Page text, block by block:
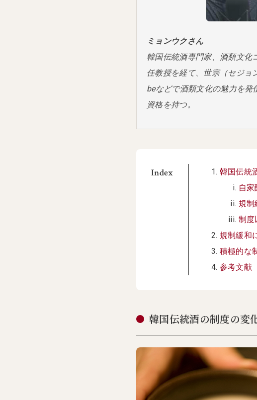
ミョンウクさん
韓国伝統酒専門家、酒類文化
任教授を経て、世宗（セジョ
beなどで酒類文化の魅力を
資格を持つ。
Index
韓国伝統
自
規制
制度
規制緩和
積極的な
参考文献
韓国伝統酒の制度の変